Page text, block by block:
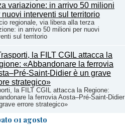
regionale, via libera alla terza
in arrivo 50 milioni per nuovi
sul territorio
la FILT CGIL attacca la Regione:
la ferrovia Aosta–Pré-Saint-Didier
errore strategico»
01 agosto